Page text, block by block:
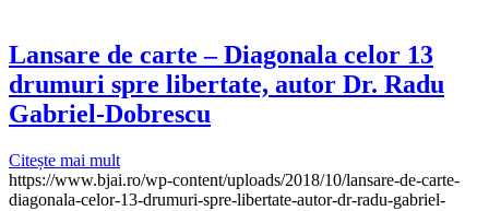
Lansare de carte – Diagonala celor 13
drumuri spre libertate, autor Dr. Radu
Gabriel-Dobrescu
Citește mai mult
https://www.bjai.ro/wp-content/uploads/2018/10/lansare-de-carte-
diagonala-celor-13-drumuri-spre-libertate-autor-dr-radu-gabriel-